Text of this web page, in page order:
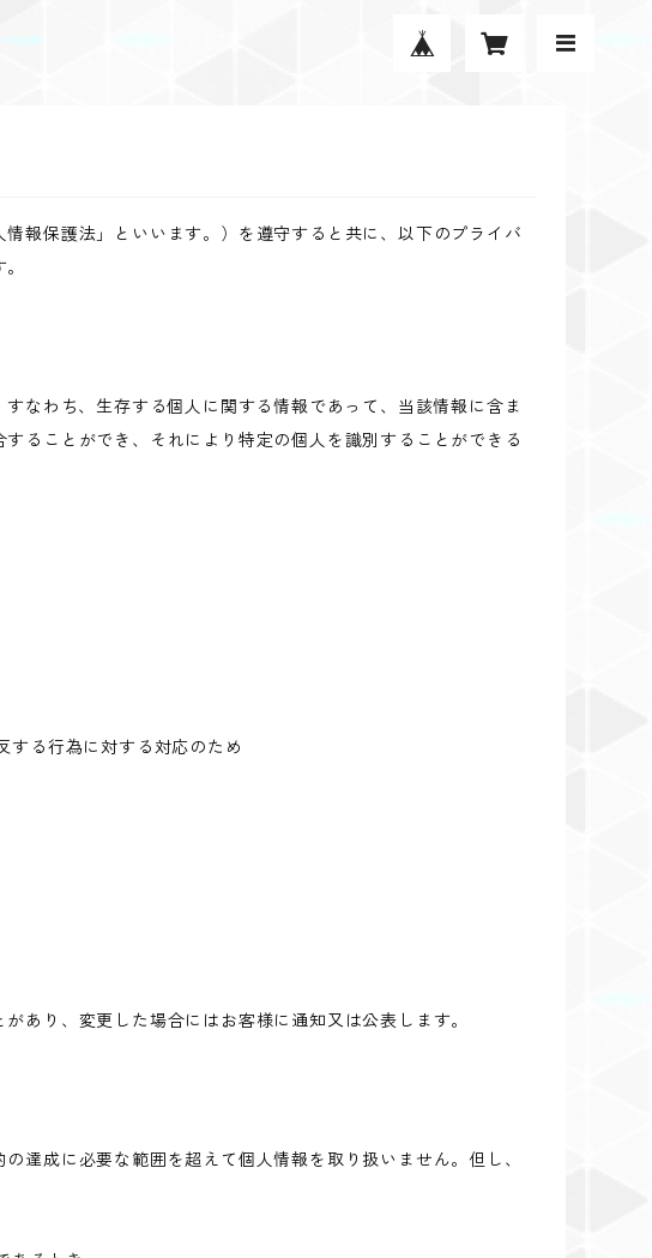
報保護法」といいます。）を遵守すると共に、以下のプライバ
なわち、生存する個人に関する情報であって、当該情報に含ま
ることができ、それにより特定の個人を識別することができる
する行為に対する対応のため
あり、変更した場合にはお客様に通知又は公表します。
達成に必要な範囲を超えて個人情報を取り扱いません。但し、